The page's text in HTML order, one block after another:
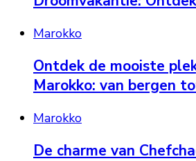
Marokko
Ontdek de mooiste
Marokko: van bergen
Marokko
De charme van